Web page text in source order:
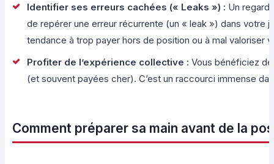
Identifier ses erreurs cachées (« Leaks ») : Un regard
de repérer une erreur récurrente (un « leak ») dans votre
tendance à trop payer hors de position ou à mal valoriser
Profiter de l’expérience collective : Vous bénéficiez
(et souvent payées cher). C’est un raccourci immense
Comment préparer sa main avant de la